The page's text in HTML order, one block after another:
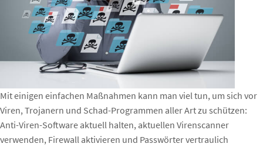
Mit einigen einfachen Maßnahmen kann man viel tun, um sich vor
Viren, Trojanern und Schad-Programmen aller Art zu schützen:
Anti-Viren-Software aktuell halten, aktuellen Virenscanner
verwenden, Firewall aktivieren und Passwörter vertraulich